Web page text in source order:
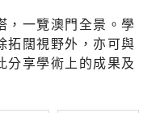
，一覽澳門全景。學
拓闊視野外，亦可與
分享學術上的成果及